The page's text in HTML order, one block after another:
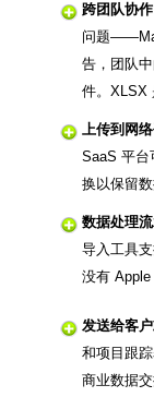
跨团队协作
问题
告，团队
件。XLSX
上传到网络
SaaS 平台
换以保留数
数据处理流
导入工具
没有 Apple
发送给客
和项目跟
商业数据交